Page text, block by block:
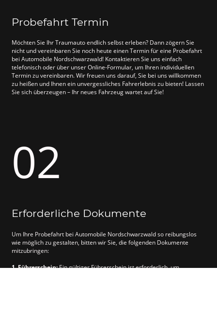
Probefahrt Termin
Möchten Sie Ihr Traumauto endlich selbst erleben? Dann zögern Sie
nicht und vereinbaren Sie noch heute einen Termin für eine Probefahrt
bei Automobile Nordschwarzwald! Kontaktieren Sie uns einfach
telefonisch oder über unser Online-Formular, um Ihren individuellen
Termin zu vereinbaren. Wir freuen uns darauf, Sie bei uns willkommen
zu heißen und Ihnen ein unvergessliches Fahrerlebnis zu bieten! Lassen
Sie sich überzeugen – Ihr neues Fahrzeug wartet auf Sie!
02
Erforderliche Dokumente
Um Ihre Probefahrt bei Automobile Nordschwarzwald so reibungslos
wie möglich zu gestalten, bitten wir Sie, die folgenden Dokumente
mitzubringen:
1. Führerschein:Ein gültiger Führerschein ist erforderlich, um